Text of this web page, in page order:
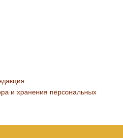
и хранения персональных